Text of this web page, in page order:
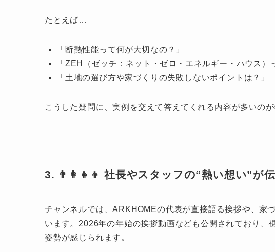
たとえば…
「断熱性能って何が大切なの？」
「ZEH（ゼッチ：ネット・ゼロ・エネルギー・ハウス）
「土地の選び方や家づくりの失敗しないポイントは？」
こうした疑問に、実例を交えて答えてくれる内容が多いのが
3. 👨‍👩‍👧‍👦 社長やスタッフの“熱い想い”が
チャンネルでは、ARKHOMEの代表が直接語る挨拶や、家
います。2026年の年始の挨拶動画なども公開されており、
姿勢が感じられます。